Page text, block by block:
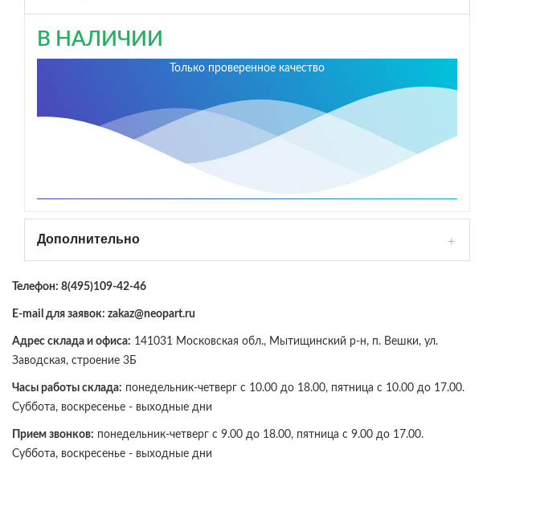
В НАЛИЧИИ
Только проверенное качество
Дополнительно
Телефон: 8(495)109-42-46
E-mail для заявок: zakaz@neopart.ru
Адрес склада и офиса: 141031 Московская обл., Мытищинский р-н, п. Вешки, ул.
Заводская, строение 3Б
Часы работы склада: понедельник-четверг с 10.00 до 18.00, пятница с 10.00 до 17.00.
Суббота, воскресенье - выходные дни
Прием звонков: понедельник-четверг с 9.00 до 18.00, пятница с 9.00 до 17.00.
Суббота, воскресенье - выходные дни